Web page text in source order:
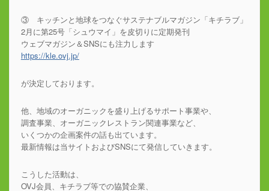
③ キッチンと地球をつなぐサステナブルマガジン「キチラブ」
2月に第25号「シュウマイ」を皮切りに定期発刊
ウェブマガジン＆SNSにも注力します
https://kle.ovj.jp/
が決定しております。
他、地域のオーガニックを盛り上げるサポート事業や、
調査事業、オーガニックレストラン関連事業など、
いくつかの企画案件の話も出ています。
最新情報は当サイトおよびSNSにて発信していきます。
こうした活動は、
OVJ会員、キチラブ等での協賛企業、